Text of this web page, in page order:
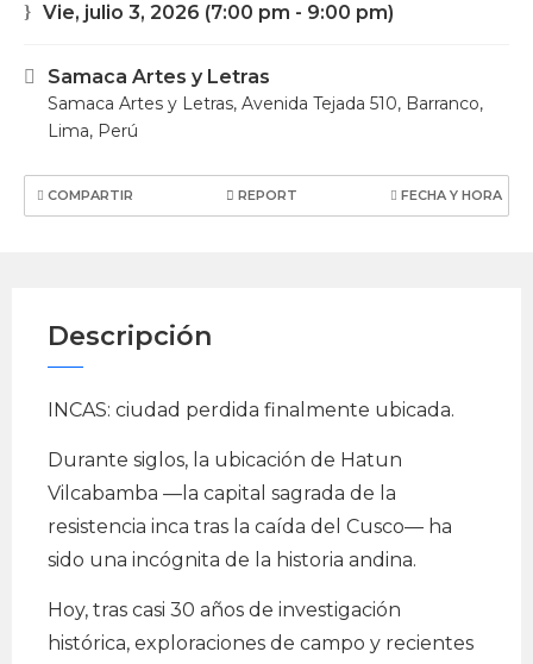
Vie, julio 3, 2026 (7:00 pm - 9:00 pm)
Samaca Artes y Letras
Samaca Artes y Letras, Avenida Tejada 510, Barranco,
Lima, Perú
COMPARTIR REPORT FECHA Y HORA
Descripción
INCAS: ciudad perdida finalmente ubicada.
Durante siglos, la ubicación de Hatun
Vilcabamba —la capital sagrada de la
resistencia inca tras la caída del Cusco— ha
sido una incógnita de la historia andina.
Hoy, tras casi 30 años de investigación
histórica, exploraciones de campo y recientes